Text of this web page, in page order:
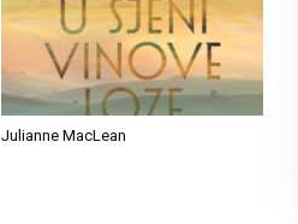
Julianne MacLean